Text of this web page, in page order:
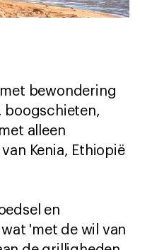
bewondering
boogschieten,
alleen
Kenia, Ethiopië
en
'met de wil van